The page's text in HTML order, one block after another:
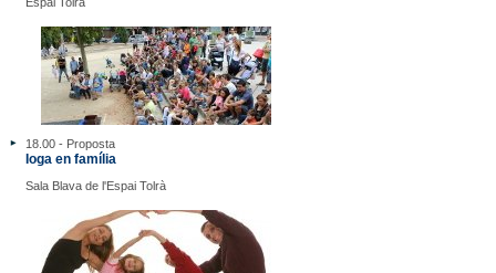
18.00 - Proposta
Ioga en família
Sala Blava de l'Espai Tolrà